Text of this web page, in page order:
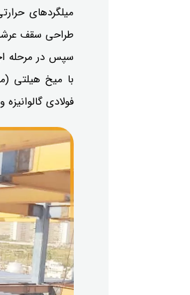
میلگردهای
طراحی سقف
سپس در مرحله
با میخ هیلتی
فولادی